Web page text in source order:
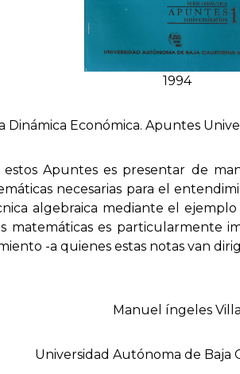
1994
Dinámica Económica. Apuntes
Apuntes es presentar de
necesarias para el
algebraica mediante el
matemáticas es particularmente
-a quienes estas notas van
Manuel íngeles
Universidad Autónoma de Baja